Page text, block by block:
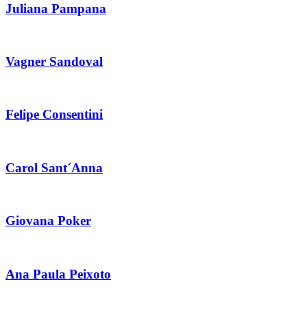
Juliana Pampana
Vagner Sandoval
Felipe Consentini
Carol Sant´Anna
Giovana Poker
Ana Paula Peixoto